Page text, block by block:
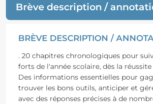
Brève description /
BRÈVE DESCRIPTION /
. 20 chapitres chronologiques pour
forts de l'année scolaire, dès la
Des informations essentielles pour
trouver les bons outils, anticiper et
avec des réponses précises à de